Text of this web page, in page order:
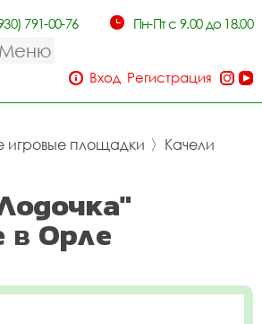
791-00-76 Пн-Пт с 9.00 до 18.00
Меню
Вход Регистрация
игровые площадки 〉 Качели
Орле